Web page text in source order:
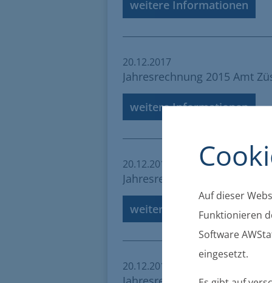
Auf dieser
Funktionieren
Software
eingesetzt.
weitere Informationen
20.12.2017
Jahresrechnung 2015 Amt
weitere Informationen
20.12.2017
Jahresrechnung 2015 Ziethen
weitere Informationen
20.12.2017